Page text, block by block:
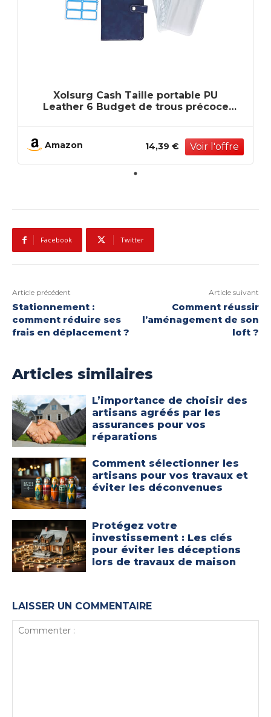
Xolsurg Cash Taille portable PU
Leather 6 Budget de trous précoce
Amazon 14,39 €
Facebook Twitter
Article précédent
Stationnement :
comment réduire ses
frais en déplacement ?
Article suivant
Comment réussir
l’aménagement de son
loft ?
Articles similaires
L’importance de choisir des
artisans agréés par les
assurances pour vos
réparations
Comment sélectionner les
artisans pour vos travaux et
éviter les déconvenues
Protégez votre
investissement : Les clés
pour éviter les déceptions
lors de travaux de maison
LAISSER UN COMMENTAIRE